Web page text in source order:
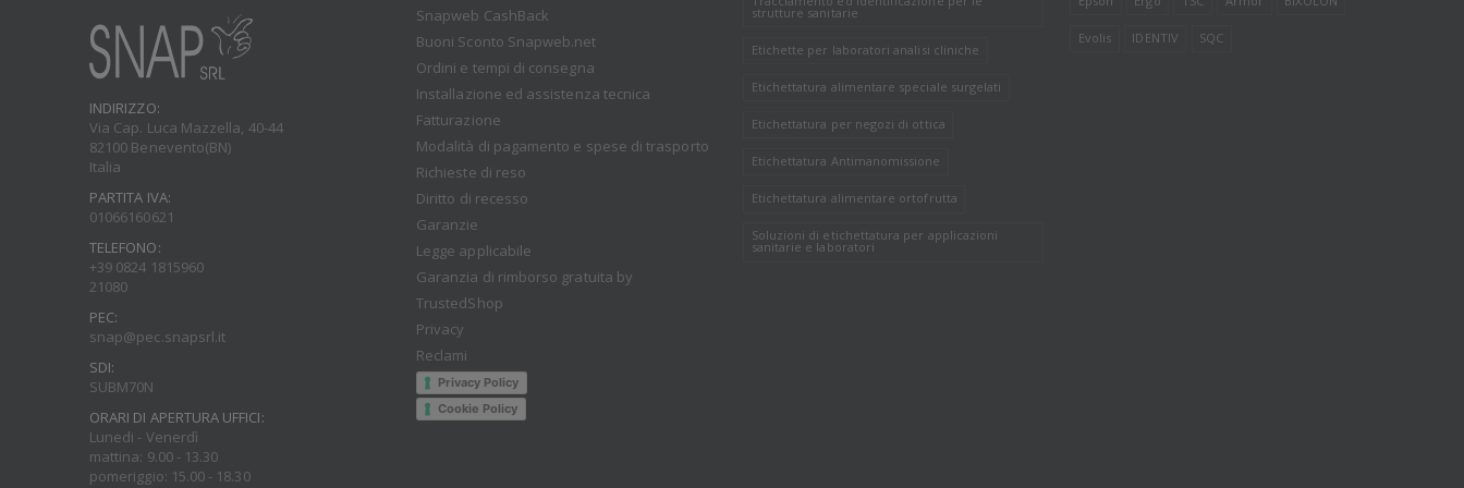
INDIRIZZO:
Via Cap. Luca Mazzella, 40-44
82100 Benevento(BN)
Italia
PARTITA IVA:
01066160621
TELEFONO:
+39 0824 1815960
21080
PEC:
snap@pec.snapsrl.it
SDI:
SUBM70N
ORARI DI APERTURA UFFICI:
Lunedi - Venerdì
mattina: 9.00 - 13.30
pomeriggio: 15.00 - 18.30
Snapweb CashBack
Buoni Sconto Snapweb.net
Ordini e tempi di consegna
Installazione ed assistenza tecnica
Fatturazione
Modalità di pagamento e spese di trasporto
Richieste di reso
Diritto di recesso
Garanzie
Legge applicabile
Garanzia di rimborso gratuita by
TrustedShop
Privacy
Reclami
Privacy Policy
Cookie Policy
strutture sanitarie
Etichette per laboratori analisi cliniche
Etichettatura alimentare speciale surgelati
Etichettatura per negozi di ottica
Etichettatura Antimanomissione
Etichettatura alimentare ortofrutta
Soluzioni di etichettatura per applicazioni
sanitarie e laboratori
Evolis IDENTIV SQC